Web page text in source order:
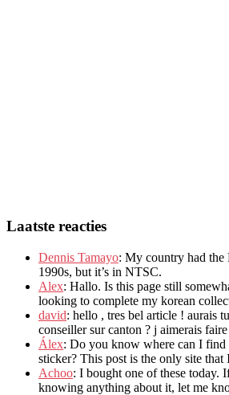
Laatste reacties
Dennis Tamayo: My country had the
1990s, but it’s in NTSC.
Alex: Hallo. Is this page still
looking to complete my korean
david: hello , tres bel article ! aurais
conseiller sur canton ? j aimerais
Álex: Do you know where can I find
sticker? This post is the only site that
Achoo: I bought one of these today.
knowing anything about it, let me